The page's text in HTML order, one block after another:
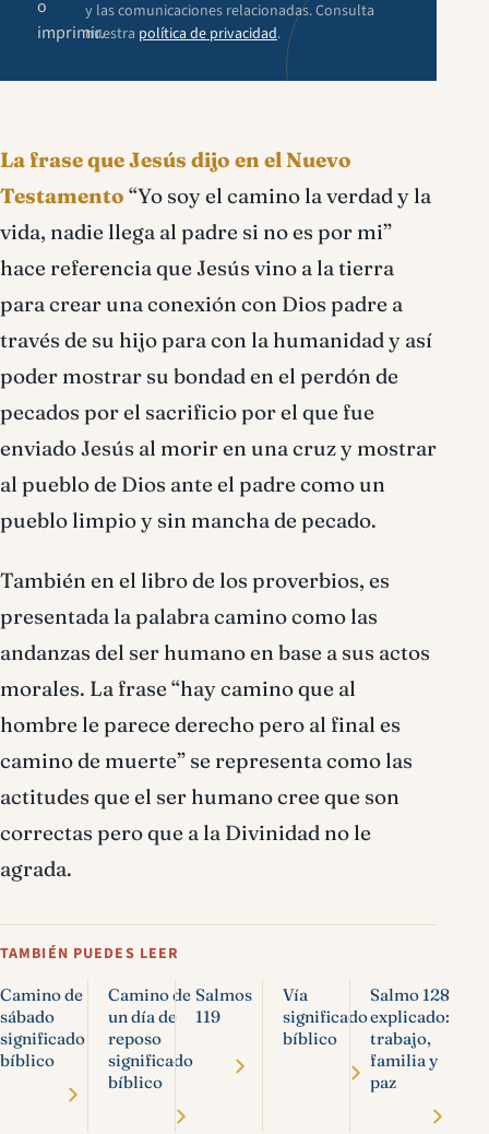
o
imprimir.
y las comunicaciones relacionadas. Consulta
nuestra política de privacidad.
La frase que Jesús dijo en el Nuevo
Testamento “Yo soy el camino la verdad y la
vida, nadie llega al padre si no es por mi”
hace referencia que Jesús vino a la tierra
para crear una conexión con Dios padre a
través de su hijo para con la humanidad y así
poder mostrar su bondad en el perdón de
pecados por el sacrificio por el que fue
enviado Jesús al morir en una cruz y mostrar
al pueblo de Dios ante el padre como un
pueblo limpio y sin mancha de pecado.
También en el libro de los proverbios, es
presentada la palabra camino como las
andanzas del ser humano en base a sus actos
morales. La frase “hay camino que al
hombre le parece derecho pero al final es
camino de muerte” se representa como las
actitudes que el ser humano cree que son
correctas pero que a la Divinidad no le
agrada.
TAMBIÉN PUEDES LEER
Camino de
sábado
significado
bíblico
Camino de
un día de
reposo
significado
bíblico
Salmos
119
Vía
significado
bíblico
Salmo 128
explicado:
trabajo,
familia y
paz